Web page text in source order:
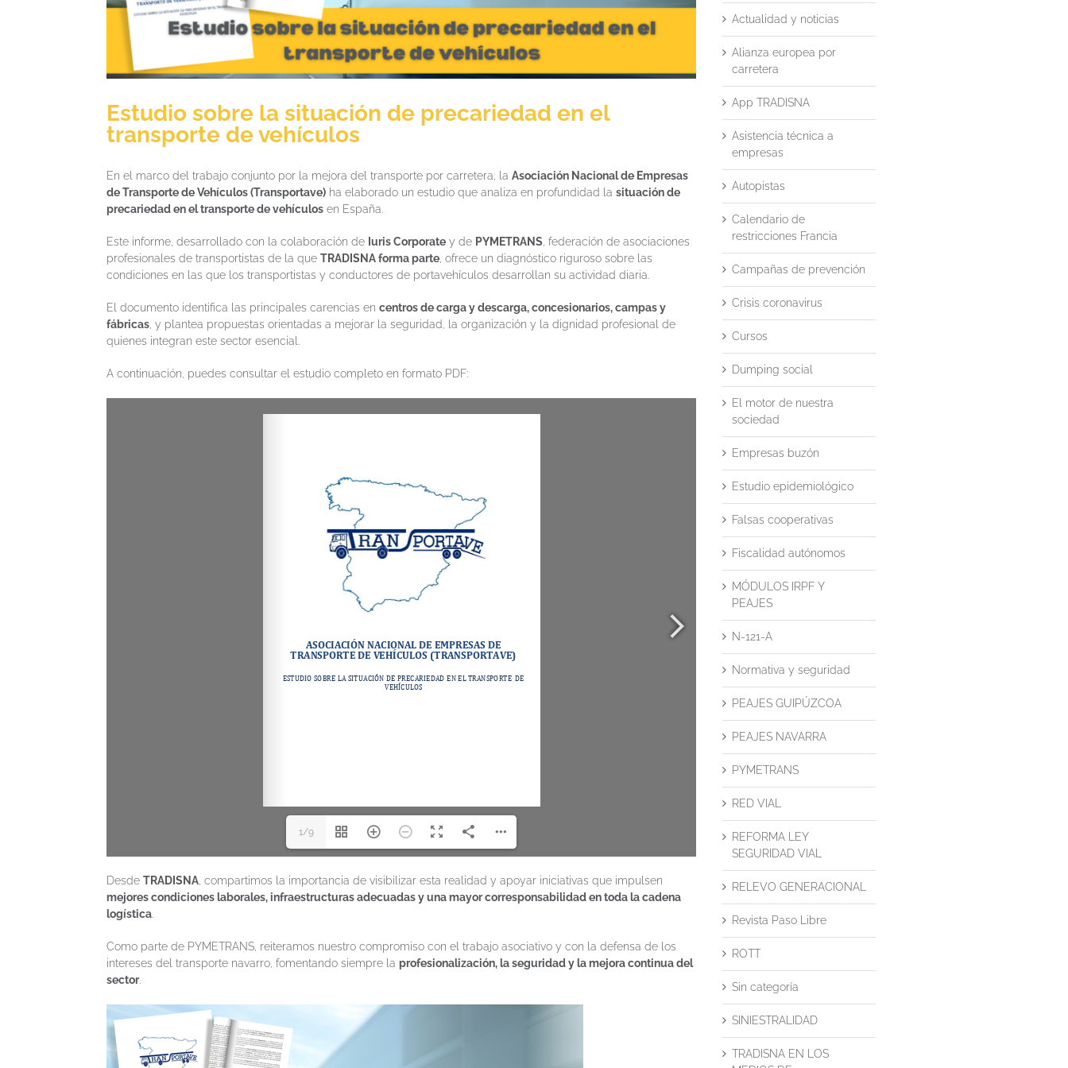
Estudio sobre la situación de precariedad en el
transporte de vehículos
En el marco del trabajo conjunto por la mejora del transporte por carretera, laAsociación Nacional de Empresas
de Transporte de Vehículos (Transportave) ha elaborado un estudio que analiza en profundidad lasituación de
precariedad en el transporte de vehículos en España.
Este informe, desarrollado con la colaboración de Iuris Corporate y de PYMETRANS, federación de asociaciones
profesionales de transportistas de la queTRADISNA forma parte, ofrece un diagnóstico riguroso sobre las
condiciones en las que los transportistas y conductores de portavehículos desarrollan su actividad diaria.
El documento identifica las principales carencias encentros de carga y descarga, concesionarios, campas y
fábricas, y plantea propuestas orientadas a mejorar la seguridad, la organización y la dignidad profesional de
quienes integran este sector esencial.
A continuación, puedes consultar el estudio completo en formato PDF:
1/9
DesdeTRADISNA, compartimos la importancia de visibilizar esta realidad y apoyar iniciativas que impulsen
mejores condiciones laborales, infraestructuras adecuadas y una mayor corresponsabilidad en toda la cadena
logística.
Como parte de PYMETRANS, reiteramos nuestro compromiso con el trabajo asociativo y con la defensa de los
intereses del transporte navarro, fomentando siempre laprofesionalización, la seguridad y la mejora continua del
sector.
Actualidad y noticias
Alianza europea por
carretera
App TRADISNA
Asistencia técnica a
empresas
Autopistas
Calendario de
restricciones Francia
Campañas de prevención
Crisis coronavirus
Cursos
Dumping social
El motor de nuestra
sociedad
Empresas buzón
Estudio epidemiológico
Falsas cooperativas
Fiscalidad autónomos
MÓDULOS IRPF Y
PEAJES
N-121-A
Normativa y seguridad
PEAJES GUIPÚZCOA
PEAJES NAVARRA
PYMETRANS
RED VIAL
REFORMA LEY
SEGURIDAD VIAL
RELEVO GENERACIONAL
Revista Paso Libre
ROTT
Sin categoría
SINIESTRALIDAD
TRADISNA EN LOS